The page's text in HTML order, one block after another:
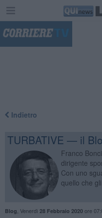
Indietro
TURBATIVE — il
Franco
dirigente
Con uno
quello che
Blog Venerdì 28 Febbraio 2020ore